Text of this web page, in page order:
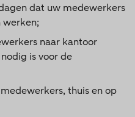
dat uw medewerkers
naar kantoor
is voor de
thuis en op